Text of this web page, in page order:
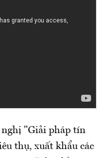
"Giải pháp tín
thụ, xuất khẩu các